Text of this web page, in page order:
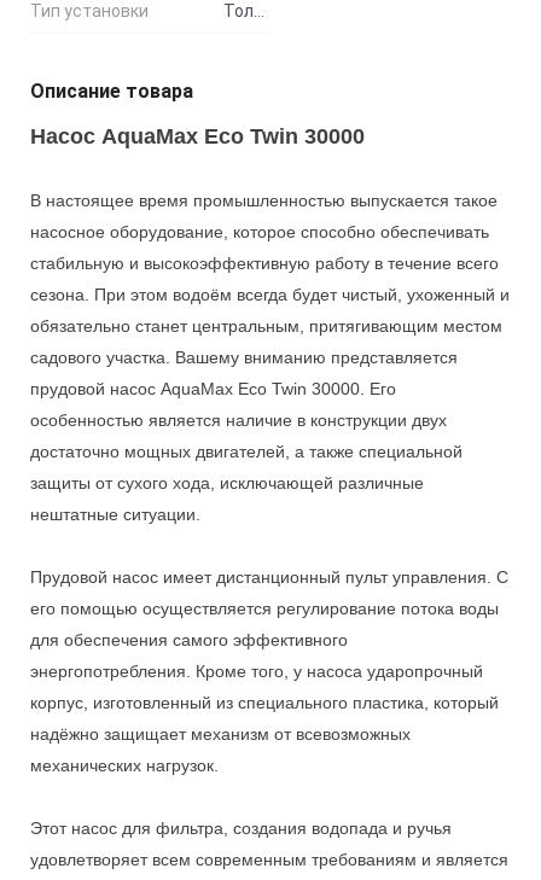
Тип установки
Описание товара
Насос AquaMax Eco Twin 30000
В настоящее время промышленностью выпускается такое
насосное оборудование, которое способно обеспечивать
стабильную и высокоэффективную работу в течение всего
сезона. При этом водоём всегда будет чистый, ухоженный и
обязательно станет центральным, притягивающим местом
садового участка. Вашему вниманию представляется
прудовой насос AquaMax Eco Twin 30000. Его
особенностью является наличие в конструкции двух
достаточно мощных двигателей, а также специальной
защиты от сухого хода, исключающей различные
нештатные ситуации.
Прудовой насос имеет дистанционный пульт управления. С
его помощью осуществляется регулирование потока воды
для обеспечения самого эффективного
энергопотребления. Кроме того, у насоса ударопрочный
корпус, изготовленный из специального пластика, который
надёжно защищает механизм от всевозможных
механических нагрузок.
Этот насос для фильтра, создания водопада и ручья
удовлетворяет всем современным требованиям и является